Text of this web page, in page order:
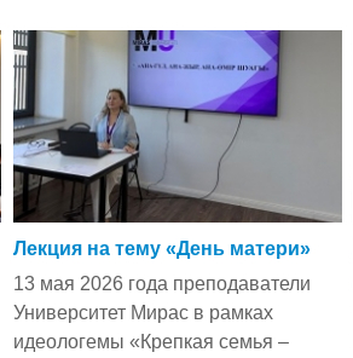
Лекция на тему «День матери»
13 мая 2026 года преподаватели
Университет Мирас в рамках
идеологемы «Крепкая семья –